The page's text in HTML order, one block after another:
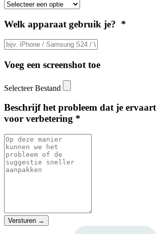
Welk apparaat gebruik je? *
Voeg een screenshot toe
Selecteer Bestand
Beschrijf het probleem dat je ervaart
voor verbetering *
Versturen →